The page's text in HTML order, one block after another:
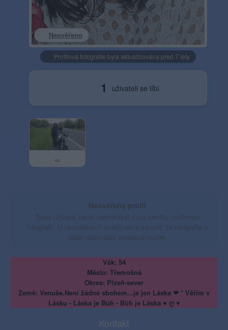
Neověřeno
Profilová fotografie byla aktualizována před 7 lety
1 uživateli se líbí
...
Neověřený profil
Tento uživatel zatím neprokázal svou identitu ověřovací
fotografií. U neověřených profilů nelze zaručit, že fotografie a
údaje odpovídají skutečné osobě.
Věk: 54
Město: Třemošná
Okres: Plzeň-sever
Země: Venuše.Není žádné sbohem...je jen Láska ❤ * Věřím v
Lásku - Láska je Bůh - Bůh je Láska ♥ ღ ♥
Kontakt